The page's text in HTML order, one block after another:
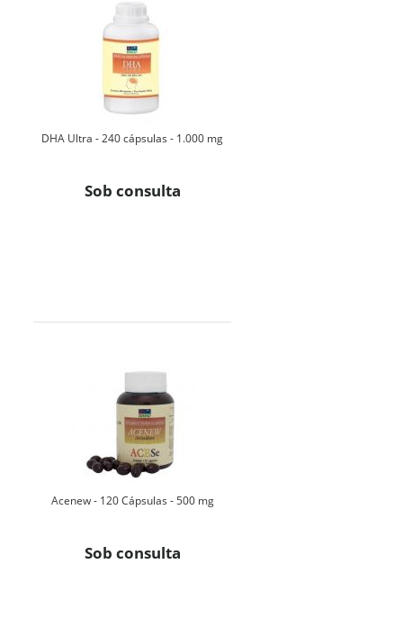
DHA Ultra - 240 cápsulas - 1.000 mg
Sob consulta
Acenew - 120 Cápsulas - 500 mg
Sob consulta